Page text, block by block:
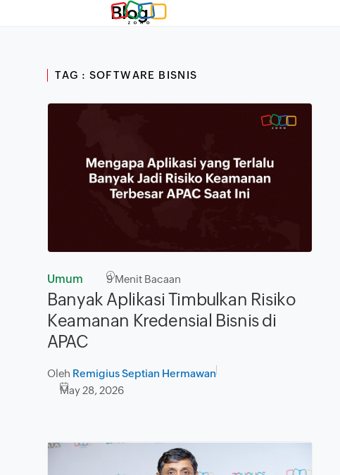
Blog
TAG : SOFTWARE BISNIS
Umum 9Menit Bacaan
Banyak Aplikasi Timbulkan Risiko
Keamanan Kredensial Bisnis di
APAC
Oleh Remigius Septian Hermawan
May 28, 2026